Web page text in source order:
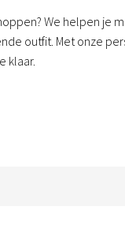
We helpen je
outfit. Met onze
klaar.